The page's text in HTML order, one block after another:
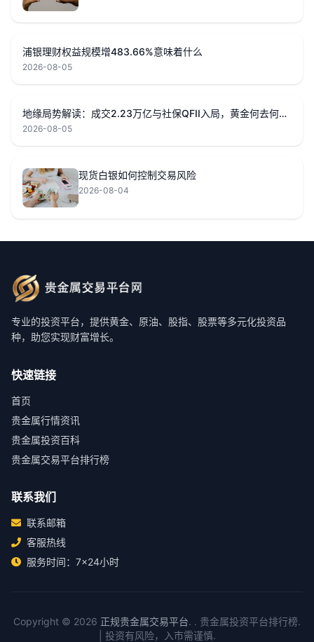
浦银理财权益规模增483.66%意味着什么
2026-08-05
地缘局势解读：成交2.23万亿与社保QFII入局，黄金何去何从？
2026-08-05
现货白银如何控制交易风险
2026-08-04
专业的投资平台，提供黄金、原油、股指、股票等多元化投资品
种，助您实现财富增长。
快速链接
首页
贵金属行情资讯
贵金属投资百科
贵金属交易平台排行榜
联系我们
联系邮箱
客服热线
服务时间：7×24小时
Copyright © 2026 正规贵金属交易平台. . 贵金属投资平台排行榜.
| 投资有风险，入市需谨慎.